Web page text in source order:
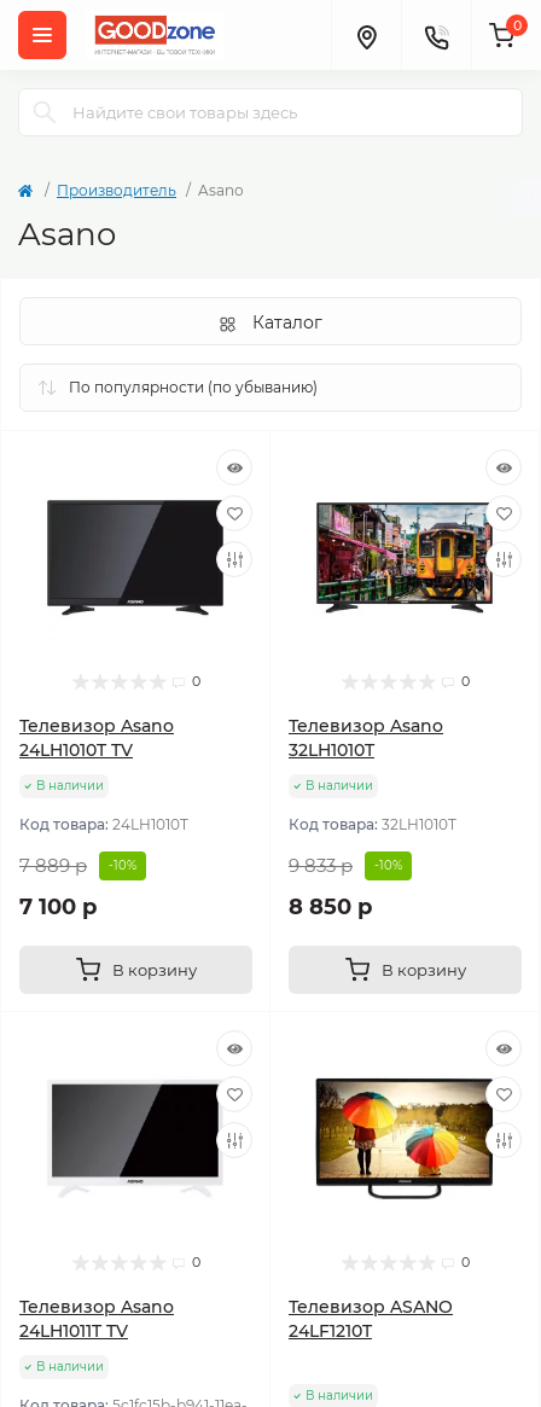
0
Производитель Asano
Asano
Каталог
0
Телевизор Asano
24LH1010T TV
В наличии
Код товара: 24LH1010T
7 889 р -10%
7 100 р
В корзину
0
Телевизор Asano
32LH1010T
В наличии
Код товара: 32LH1010T
9 833 р -10%
8 850 р
В корзину
0
Телевизор Asano
24LH1011T TV
В наличии
0
Телевизор ASANO
24LF1210T
В наличии